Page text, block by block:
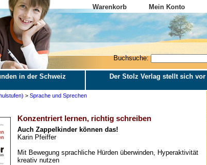
Warenkorb Mein Konto
Buchsuche:
in der Schweiz Der Stolz Verlag stellt sich vor
> Sprache und Sprechen
Konzentriert lernen, richtig schreiben
Auch Zappelkinder können das!
Karin Pfeiffer
Mit Bewegung sprachliche Hürden überwinden, Hyperaktivität
kreativ nutzen